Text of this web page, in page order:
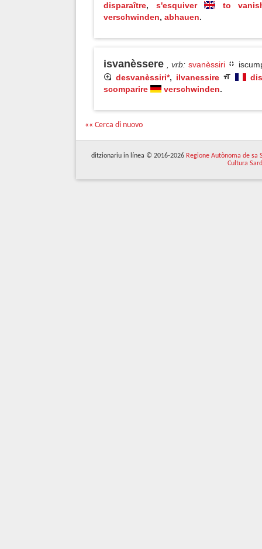
disparaître, s'esquiver
to
verschwinden, abhauen.
isvanèssere , vrb: svanèssiri
desvanèssiri*, ilvanessire
scomparire
verschwinden.
«« Cerca di nuovo
ditzionariu in línea © 2016-2026 Regione Autònoma de sa
Cultura